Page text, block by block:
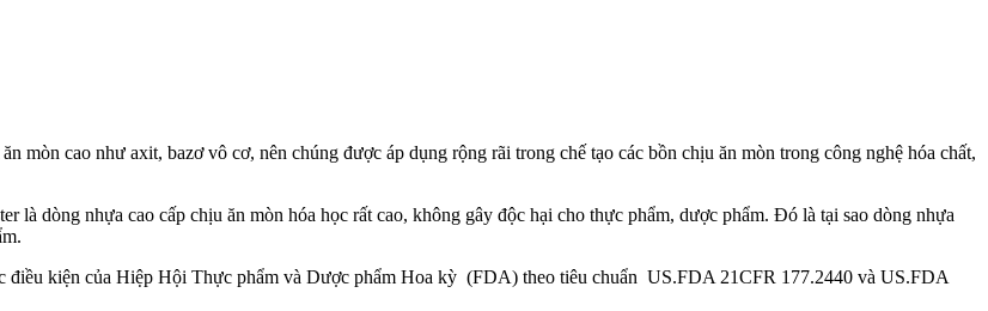
mòn cao như axit, bazơ vô cơ, nên chúng được áp dụng rộng rãi trong chế tạo các bồn chịu ăn mòn trong công nghệ hóa chất,
là dòng nhựa cao cấp chịu ăn mòn hóa học rất cao, không gây độc hại cho thực phẩm, dược phẩm. Đó là tại sao dòng nhựa
điều kiện của Hiệp Hội Thực phẩm và Dược phẩm Hoa kỳ (FDA) theo tiêu chuẩn US.FDA 21CFR 177.2440 và US.FDA